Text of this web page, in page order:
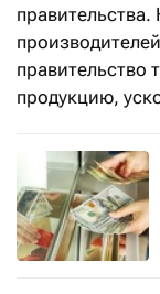
продукцию,